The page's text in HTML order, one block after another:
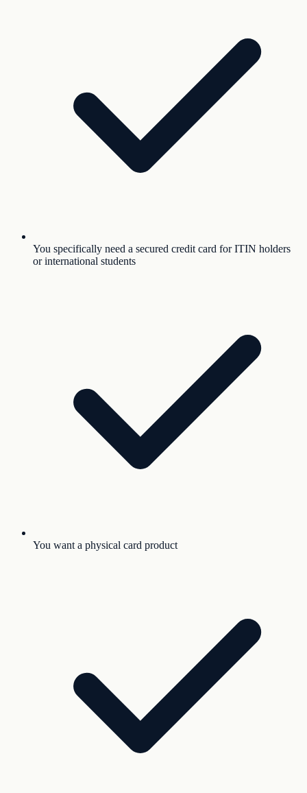
You specifically need a secured credit card for ITIN holders
or international students
You want a physical card product